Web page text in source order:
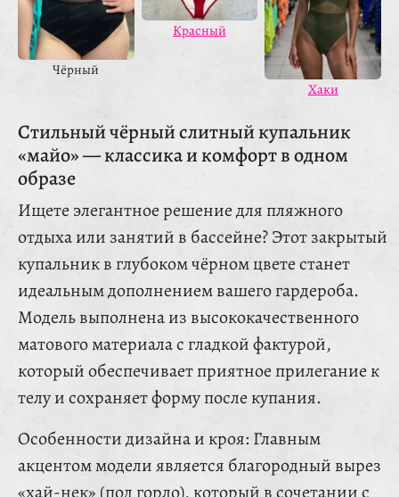
Чёрный
Красный
Хаки
Стильный чёрный слитный купальник
«майо» — классика и комфорт в одном
образе
Ищете элегантное решение для пляжного
отдыха или занятий в бассейне? Этот закрытый
купальник в глубоком чёрном цвете станет
идеальным дополнением вашего гардероба.
Модель выполнена из высококачественного
матового материала с гладкой фактурой,
который обеспечивает приятное прилегание к
телу и сохраняет форму после купания.
Особенности дизайна и кроя: Главным
акцентом модели является благородный вырез
«хай-нек» (под горло), который в сочетании с